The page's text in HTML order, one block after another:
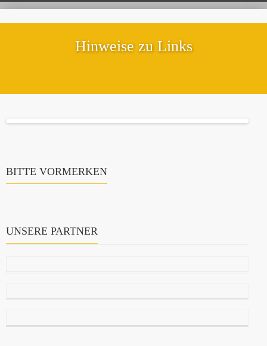
Hinweise zu Links
BITTE VORMERKEN
UNSERE PARTNER